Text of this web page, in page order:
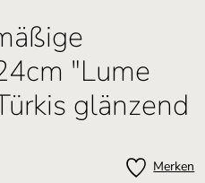
"Lume
glänzend
Merken